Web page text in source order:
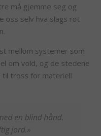
må gjemme seg og
oss selv hva slags rot
mellom systemer som
om vold, og de stedene
til tross for materiell
en blind hånd.
jord.»